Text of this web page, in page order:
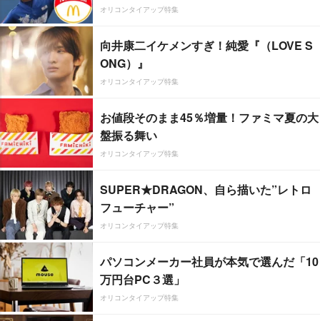
オリコンタイアップ特集
向井康二イケメンすぎ！純愛『（LOVE S
ONG）』
オリコンタイアップ特集
お値段そのまま45％増量！ファミマ夏の大
盤振る舞い
オリコンタイアップ特集
SUPER★DRAGON、自ら描いた”レトロ
フューチャー”
オリコンタイアップ特集
パソコンメーカー社員が本気で選んだ「10
万円台PC３選」
オリコンタイアップ特集